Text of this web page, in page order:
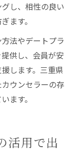
し、相性の良い
ます。
法やデートプラ
供し、会員が安
します。三重県
ウンセラーの存
ます。
活用で出